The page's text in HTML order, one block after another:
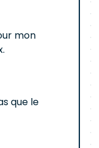
mon
que le